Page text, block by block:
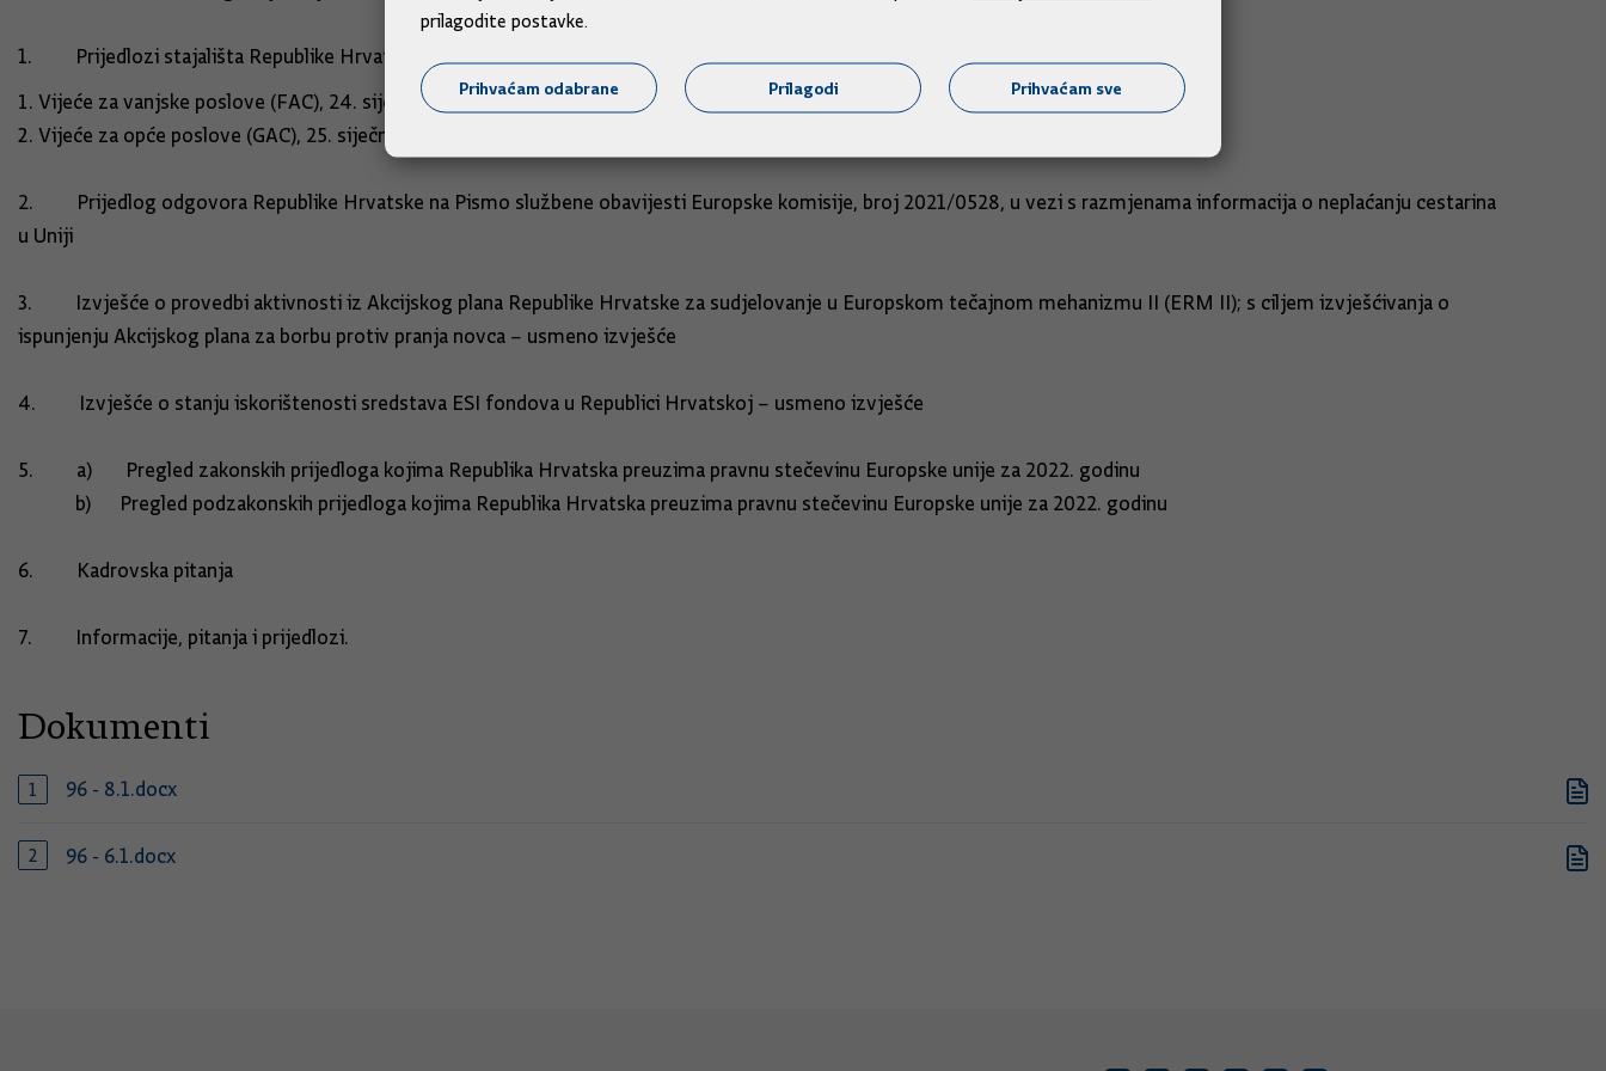
1. Prijedlozi stajališta Republike Hrvatske za sastanke Vijeća ministara:
Vijeće za vanjske poslove (FAC), 24. siječnja 2022.
Vijeće za opće poslove (GAC), 25. siječnja 2022.
2. Prijedlog odgovora Republike Hrvatske na Pismo službene obavijesti Europske komisije, broj 2021/0528, u vezi s razmjenama informacija o neplaćanju cestarina
u Uniji
3. Izvješće o provedbi aktivnosti iz Akcijskog plana Republike Hrvatske za sudjelovanje u Europskom tečajnom mehanizmu II (ERM II); s ciljem izvješćivanja o
ispunjenju Akcijskog plana za borbu protiv pranja novca – usmeno izvješće
4. Izvješće o stanju iskorištenosti sredstava ESI fondova u Republici Hrvatskoj – usmeno izvješće
5. a) Pregled zakonskih prijedloga kojima Republika Hrvatska preuzima pravnu stečevinu Europske unije za 2022. godinu
b) Pregled podzakonskih prijedloga kojima Republika Hrvatska preuzima pravnu stečevinu Europske unije za 2022. godinu
6. Kadrovska pitanja
7. Informacije, pitanja i prijedlozi.
Dokumenti
96 - 8.1.docx
96 - 6.1.docx
prilagodite postavke.
Prihvaćam odabrane Prilagodi Prihvaćam sve